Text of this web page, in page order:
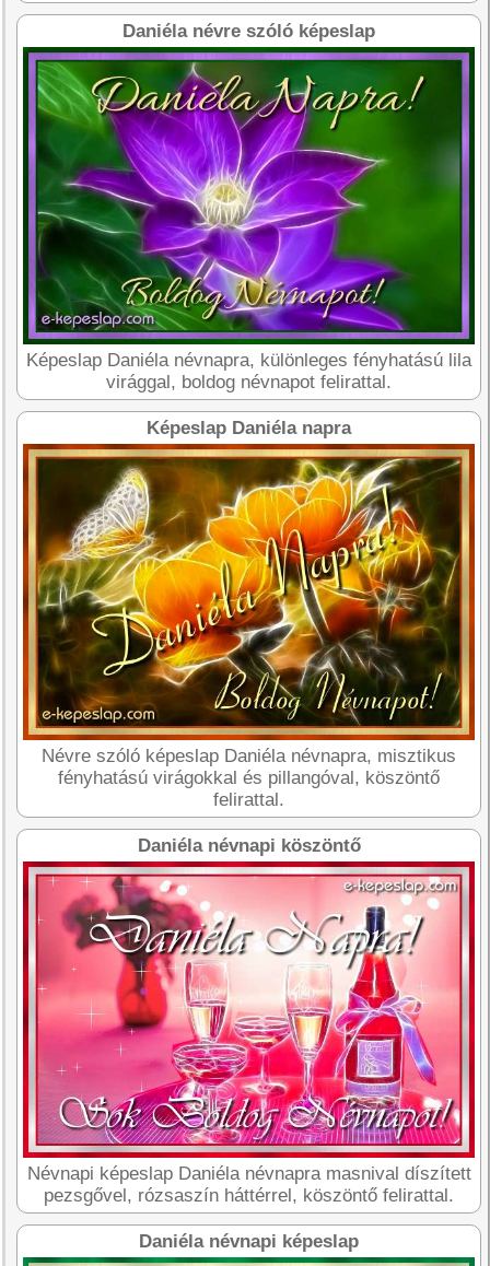
Daniéla névre szóló képeslap
Képeslap Daniéla névnapra, különleges fényhatású lila
virággal, boldog névnapot felirattal.
Képeslap Daniéla napra
Névre szóló képeslap Daniéla névnapra, misztikus
fényhatású virágokkal és pillangóval, köszöntő
felirattal.
Daniéla névnapi köszöntő
Névnapi képeslap Daniéla névnapra masnival díszített
pezsgővel, rózsaszín háttérrel, köszöntő felirattal.
Daniéla névnapi képeslap